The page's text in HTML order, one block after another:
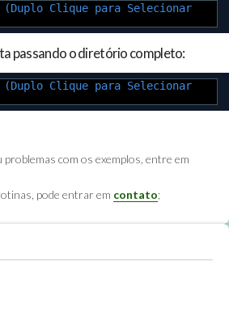
(Duplo Clique para Selecionar
passando o diretório completo:
(Duplo Clique para Selecionar
com os exemplos, entre em
pode entrar em contato;